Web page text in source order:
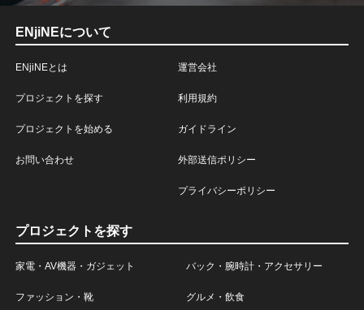
ENjiNEについて
ENjiNEとは
プロジェクトを探す
プロジェクトを始める
お問い合わせ
運営会社
利用規約
ガイドライン
外部送信ポリシー
プライバシーポリシー
プロジェクトを探す
家電・AV機器・ガジェット バック・腕時計・アクセサリー
ファッション・靴 グルメ・飲食